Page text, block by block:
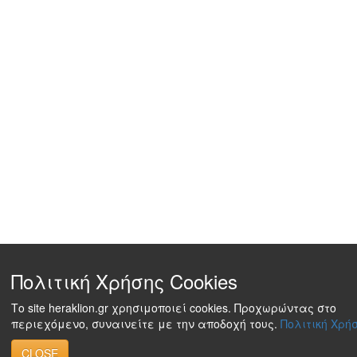
Πολιτική Χρήσης Cookies
Το site heraklion.gr χρησιμοποιεί cookies. Προχωρώντας στο
περιεχόμενο, συναινείτε με την αποδοχή τους. Πολιτική
CLOSE